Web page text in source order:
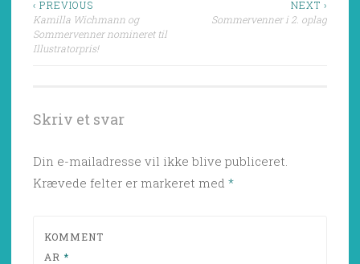
Indlægsnavigation
‹ PREVIOUS
Kamilla Wichmann og
Sommervenner nomineret til
Illustratorpris!
NEXT ›
Sommervenner i 2. oplag
Skriv et svar
Din e-mailadresse vil ikke blive publiceret.
Krævede felter er markeret med *
KOMMENT
AR *